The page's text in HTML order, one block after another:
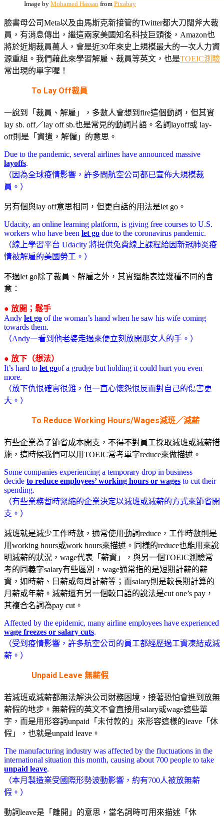
Image by Mohamed Hassan from Pixabay
臉書母公司Meta以及由馬斯克新接管的Twitter都大刀闊斧大裁
員，有消息傳出，繼這兩家美國知名科技巨頭後，Amazon也
將於近期裁員萬人，會是近30年來史上規模最大的一次人力資
源重組。我們藉此來學習解雇、裁員等英文，也是TOEIC測驗
常出現的單字喔！
To Lay Off裁員
一說到「裁員、解雇」，多數人會想到fire這個動詞，但其實
lay sb. off／lay off sb.也是常見的動詞片語。名詞layoff或 lay-
off則是「資遣，解僱」的意思。
Due to the pandemic, several airlines have announced massive
layoffs.
（因為全球疫情影響，許多間航空公司都已宣佈大規模裁
員。）
另有個與lay off意思相同，但更白話的用法是let go。
Udacity, an online learning platform, is giving free courses to U.S.
workers who have been let go due to the coronavirus pandemic.
（線上學習平台 Udacity 將提供免費線上課程給因新冠肺炎疫
情被解雇的美國勞工。）
不過let go除了裁員、解雇之外，其實還能表達幾種不同的含
意：
● 放開；鬆手
Andy let go of the woman’s hand when he saw his wife coming
towards them.
（Andy一看到他老婆走過來便立刻放開那女人的手。）
● 放下（想法）
It’s hard to let goof a grudge but holding it could hurt you even
more.
（放下仇恨確實很難，但一直心懷怨恨反而對自己的傷害更
大。）
To Reduce Working Hours/Wages減班／減薪
有些企業為了節省成本開支，不得不對員工採取減班或減薪措
施，這時候我們可以用TOEIC常考單字reduce來做描述。
Some companies experiencing a temporary drop in business
decide to reduce employees’ working hours or wages to cut their
spending.
（有些業務暫時緊縮的企業決定以減班或減薪的方式來節省開
支。）
減班就是減少工作時數，通常使用動詞reduce，工作時數則是
用working hours或work hours來描述。同樣的reduce也能用來說
明減薪的狀況，wage代表「薪資」，與另一個TOEIC測驗常
考的同義字salary有些區別，wage通常指的是短期計薪的薪
資，如時薪、日薪或每周計薪等；而salary則是較長期計算的
月薪或年薪。減薪還有另一個較口語的說法是cut one’s pay，
其複合名詞為pay cut。
Affected by the epidemic, many airline employees have experienced
wage freezes or salary cuts.
（受到疫情影響，許多航空公司的員工都經歷過工資凍結或減
薪。）
Unpaid Leave 無薪假
若減班或減薪都無法解決公司財務困境，接著恐怕會進到放無
薪假的地步。無薪假的英文不會直接用salary或wage這些單
字，而是用形容詞unpaid「未付款的」來形容這樣的leave「休
假」，也就是unpaid leave。
The manufacturing industry was affected by the fluctuations in the
international situation this month, causing about 700 people to take
unpaid leave.
（本月製造業受國際形勢波動影響，約有700人被放無薪
假。）
動詞leave是「離開」的意思，當名詞時可用來描述「休